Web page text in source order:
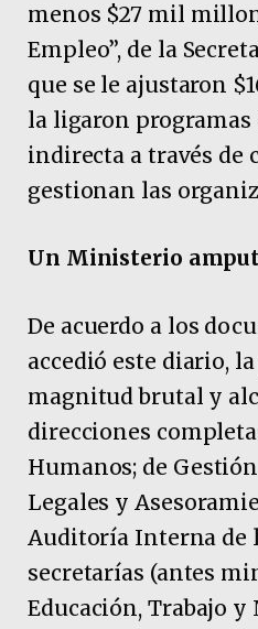
menos $27 mil
Empleo”, de la
que se le ajustaron
la ligaron programas
indirecta a través de
gestionan las
Un Ministerio
De acuerdo a los
accedió este diario,
magnitud brutal y
direcciones
Humanos; de
Legales y
Auditoría Interna de
secretarías (antes
Educación, Trabajo y